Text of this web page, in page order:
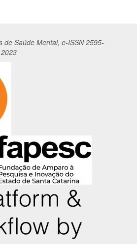
de Saúde Mental, e-ISSN 2595-